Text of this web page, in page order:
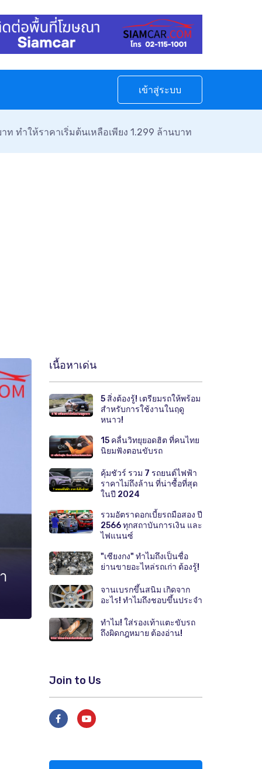
เข้าสู่ระบบ
ท ทำให้ราคาเริ่มต้นเหลือเพียง 1.299 ล้านบาท
เนื้อหาเด่น
5 สิ่งต้องรู้! เตรียมรถให้พร้อม
สำหรับการใช้งานในฤดู
หนาว!
15 คลื่นวิทยุยอดฮิต ที่คนไทย
นิยมฟังตอนขับรถ
คุ้มชัวร์ รวม 7 รถยนต์ไฟฟ้า
ราคาไม่ถึงล้าน ที่น่าซื้อที่สุด
ในปี 2024
รวมอัตราดอกเบี้ยรถมือสอง ปี
2566 ทุกสถาบันการเงิน และ
ไฟแนนซ์
"เซียงกง" ทำไมถึงเป็นชื่อ
ย่านขายอะไหล่รถเก่า ต้องรู้!
จานเบรกขึ้นสนิม เกิดจาก
อะไร! ทำไมถึงชอบขึ้นประจำ
ทำไม! ใส่รองเท้าแตะขับรถ
ถึงผิดกฎหมาย ต้องอ่าน!
Join to Us